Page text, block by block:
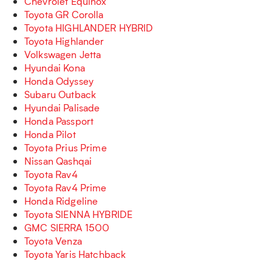
Toyota GR Corolla
Toyota HIGHLANDER HYBRID
Toyota Highlander
Volkswagen Jetta
Hyundai Kona
Honda Odyssey
Subaru Outback
Hyundai Palisade
Honda Passport
Honda Pilot
Toyota Prius Prime
Nissan Qashqai
Toyota Rav4
Toyota Rav4 Prime
Honda Ridgeline
Toyota SIENNA HYBRIDE
GMC SIERRA 1500
Toyota Venza
Toyota Yaris Hatchback